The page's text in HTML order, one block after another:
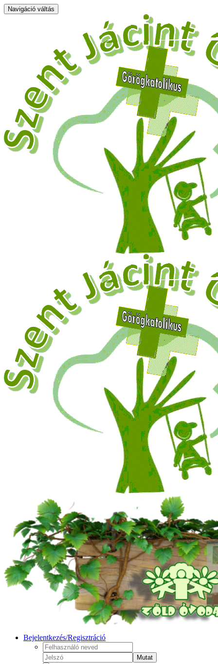
Navigáció váltás
Bejelentkezés/Regisztráció
Mutat